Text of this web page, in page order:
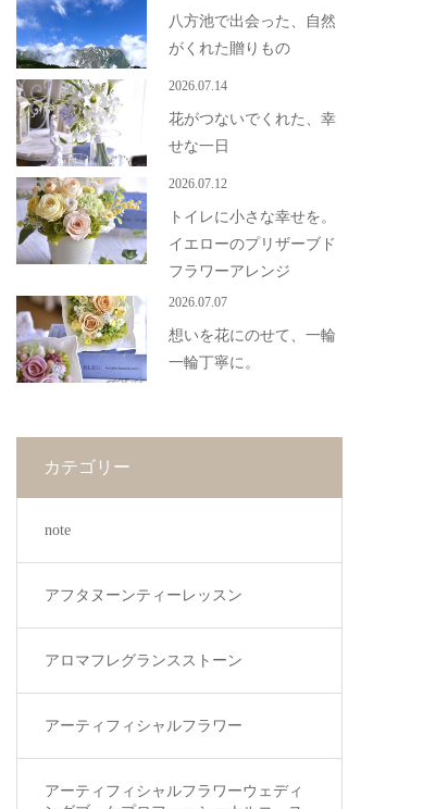
八方池で出会った、自然
がくれた贈りもの
2026.07.14
花がつないでくれた、幸
せな一日
2026.07.12
トイレに小さな幸せを。
イエローのプリザーブド
フラワーアレンジ
2026.07.07
想いを花にのせて、一輪
一輪丁寧に。
カテゴリー
note
アフタヌーンティーレッスン
アロマフレグランスストーン
アーティフィシャルフラワー
アーティフィシャルフラワーウェディ